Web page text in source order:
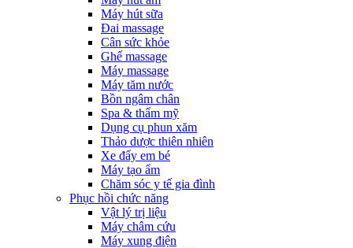
Máy hút sữa
Đai massage
Cân sức khỏe
Ghế massage
Máy massage
Máy tăm nước
Bồn ngâm chân
Spa & thẩm mỹ
Dụng cụ phun xăm
Thảo dược thiên nhiên
Xe đẩy em bé
Máy tạo ẩm
Chăm sóc y tế gia đình
Phục hồi chức năng
Vật lý trị liệu
Máy châm cứu
Máy xung điện